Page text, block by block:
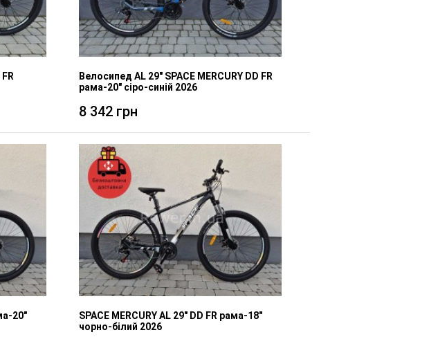
Велосипед AL 29" SPACE MERCURY DD FR
рама-20" сіро-синій 2026
8 342 грн
20"
SPACE MERCURY AL 29" DD FR рама-18"
чорно-білий 2026